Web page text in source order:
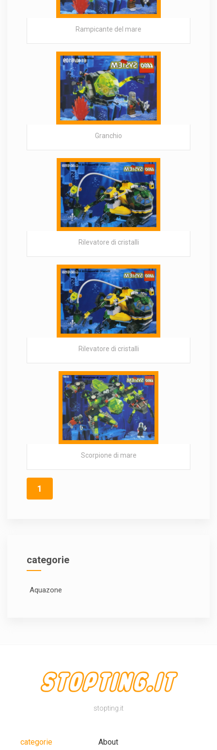
Rampicante del mare
Granchio
Rilevatore di cristalli
Rilevatore di cristalli
Scorpione di mare
1
categorie
Aquazone
stopting.it
categorie About